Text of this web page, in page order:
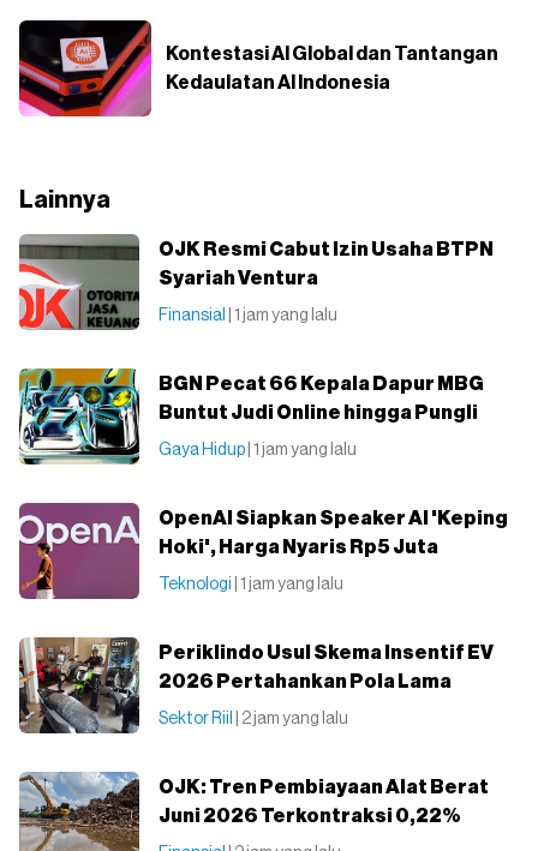
Kontestasi AI Global dan Tantangan
Kedaulatan AI Indonesia
Lainnya
OJK Resmi Cabut Izin Usaha BTPN
Syariah Ventura
Finansial | 1 jam yang lalu
BGN Pecat 66 Kepala Dapur MBG
Buntut Judi Online hingga Pungli
Gaya Hidup | 1 jam yang lalu
OpenAI Siapkan Speaker AI 'Keping
Hoki', Harga Nyaris Rp5 Juta
Teknologi | 1 jam yang lalu
Periklindo Usul Skema Insentif EV
2026 Pertahankan Pola Lama
Sektor Riil | 2 jam yang lalu
OJK: Tren Pembiayaan Alat Berat
Juni 2026 Terkontraksi 0,22%